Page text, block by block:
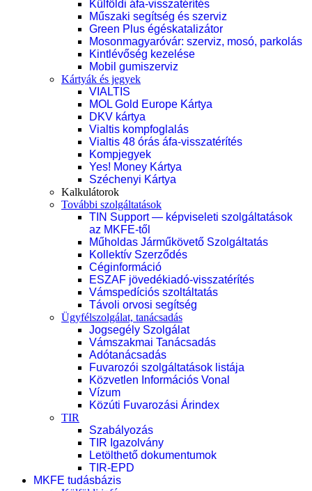
Külföldi áfa-visszatérítés
Műszaki segítség és szerviz
Green Plus égéskatalizátor
Mosonmagyaróvár: szerviz, mosó, parkolás
Kintlévőség kezelése
Mobil gumiszerviz
Kártyák és jegyek
VIALTIS
MOL Gold Europe Kártya
DKV kártya
Vialtis kompfoglalás
Vialtis 48 órás áfa-visszatérítés
Kompjegyek
Yes! Money Kártya
Széchenyi Kártya
Kalkulátorok
További szolgáltatások
TIN Support — képviseleti szolgáltatások
az MKFE-től
Műholdas Járműkövető Szolgáltatás
Kollektív Szerződés
Céginformáció
ESZAF jövedékiadó-visszatérítés
Vámspedíciós szoltáltatás
Távoli orvosi segítség
Ügyfélszolgálat, tanácsadás
Jogsegély Szolgálat
Vámszakmai Tanácsadás
Adótanácsadás
Fuvarozói szolgáltatások listája
Közvetlen Információs Vonal
Vízum
Közúti Fuvarozási Árindex
TIR
Szabályozás
TIR Igazolvány
Letölthető dokumentumok
TIR-EPD
MKFE tudásbázis